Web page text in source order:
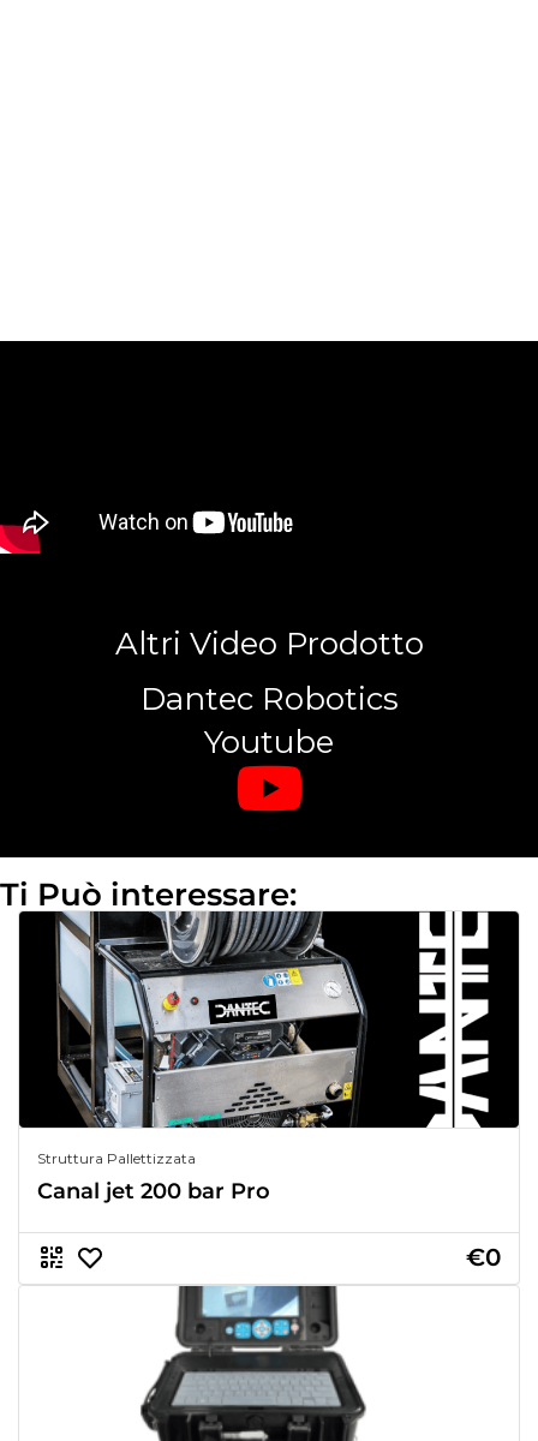
Altri Video Prodotto
Dantec Robotics
Youtube
Ti Può interessare:
Struttura Pallettizzata
Canal jet 200 bar Pro
€0